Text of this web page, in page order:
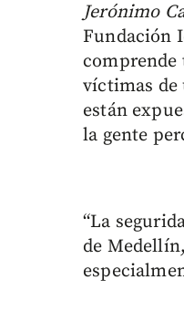
Jerónimo
Fundación
comprende
víctimas de
están
la gente
“La
de